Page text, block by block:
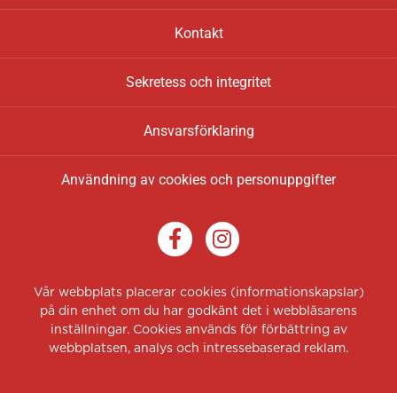
Kontakt
Sekretess och integritet
Ansvarsförklaring
Användning av cookies och personuppgifter
F
a
e
b
o
o
I
n
t
a
g
r
Vår webbplats placerar cookies (informationskapslar)
på din enhet om du har godkänt det i webbläsarens
inställningar. Cookies används för förbättring av
webbplatsen, analys och intressebaserad reklam.